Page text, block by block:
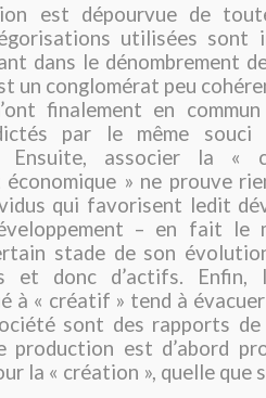
est dépourvue de
utilisées sont
dans le dénombrement
un conglomérat peu
finalement en
par le même
Ensuite, associer la «
économique » ne prouve
qui favorisent ledit
– en fait le
stade de son
et donc d’actifs. Enfin,
à « créatif » tend à
sont des rapports de
production est d’abord
la « création », quelle que